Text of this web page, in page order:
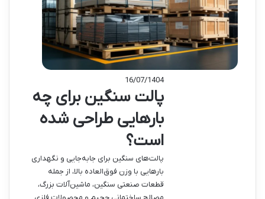
16/07/1404
پالت سنگین برای چه
بارهایی طراحی شده
است؟
پالت‌های سنگین برای جابه‌جایی و نگهداری
بارهایی با وزن فوق‌العاده بالا، از جمله
قطعات صنعتی سنگین، ماشین‌آلات بزرگ،